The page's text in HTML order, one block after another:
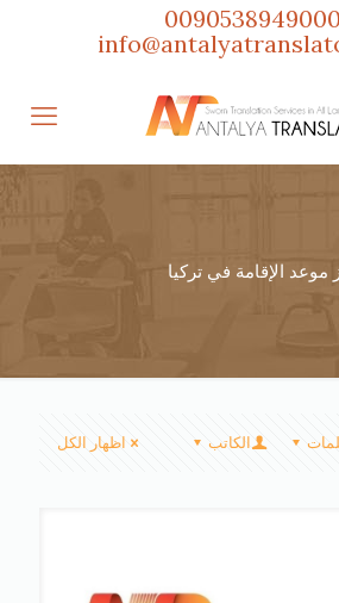
موعد الإقامة في تركيا
الكاتب اظهار الكل